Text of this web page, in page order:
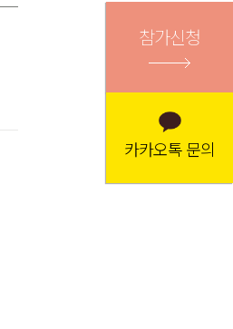
참가신청
카카오톡 문의